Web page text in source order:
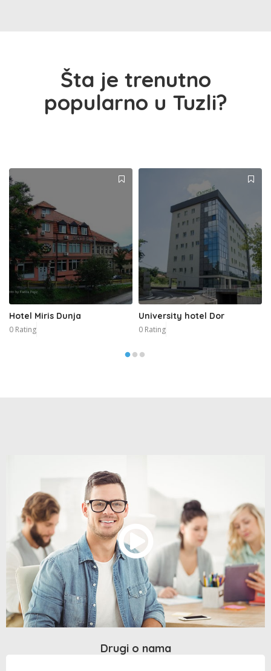
Šta je trenutno
popularno u Tuzli?
Hotel Miris Dunja
0 Rating
University hotel Dor
0 Rating
Drugi o nama